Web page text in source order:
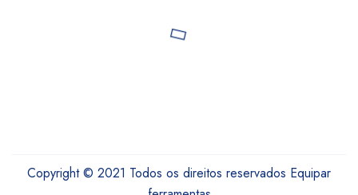
Copyright © 2021 Todos os direitos reservados Equipar